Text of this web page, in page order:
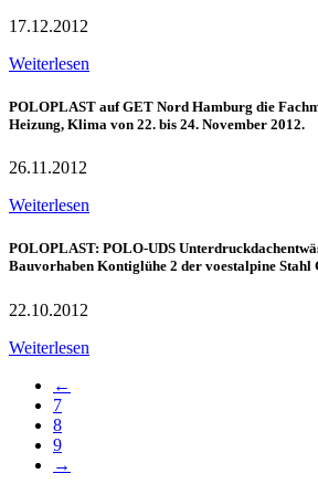
17.12.2012
Weiterlesen
POLOPLAST auf GET Nord Hamburg die
Heizung, Klima von 22. bis 24. November 2012.
26.11.2012
Weiterlesen
POLOPLAST: POLO-UDS
Bauvorhaben Kontiglühe 2 der voestalpine Stahl
22.10.2012
Weiterlesen
←
7
8
9
→